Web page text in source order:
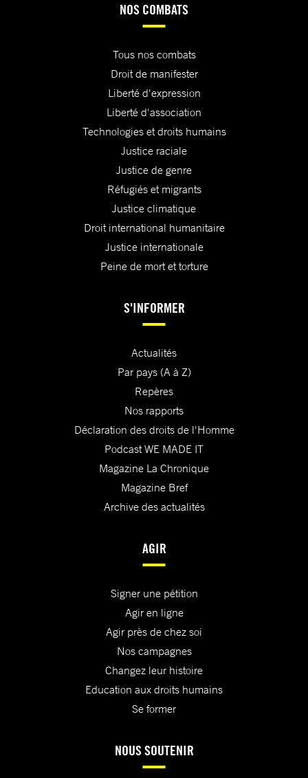
NOS COMBATS
Tous nos combats
Droit de manifester
Liberté d'expression
Liberté d'association
Technologies et droits humains
Justice raciale
Justice de genre
Réfugiés et migrants
Justice climatique
Droit international humanitaire
Justice internationale
Peine de mort et torture
S'INFORMER
Actualités
Par pays (A à Z)
Repères
Nos rapports
Déclaration des droits de l'Homme
Podcast WE MADE IT
Magazine La Chronique
Magazine Bref
Archive des actualités
AGIR
Signer une pétition
Agir en ligne
Agir près de chez soi
Nos campagnes
Changez leur histoire
Education aux droits humains
Se former
NOUS SOUTENIR